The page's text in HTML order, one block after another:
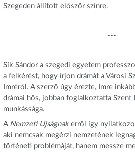
Szegeden állított először színre.
---
Sík Sándor a szegedi egyetem
a felkérést, hogy írjon drámát a Városi
Imréről. A szerző úgy érezte, Imre
drámai hős, jobban foglalkoztatta Szent
munkássága.
A Nemzeti Ujságnakerről így
aki nemcsak megérzi nemzetének
történeti problémáját, hanem messze